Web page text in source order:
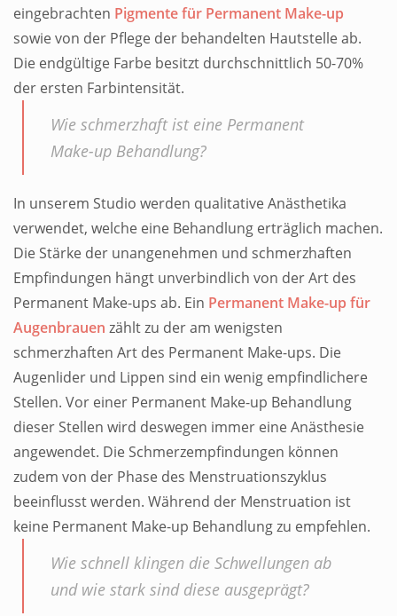
eingebrachten Pigmente für Permanent Make-up
sowie von der Pflege der behandelten Hautstelle ab.
Die endgültige Farbe besitzt durchschnittlich 50-70%
der ersten Farbintensität.
Wie schmerzhaft ist eine Permanent
Make-up Behandlung?
In unserem Studio werden qualitative Anästhetika
verwendet, welche eine Behandlung erträglich machen.
Die Stärke der unangenehmen und schmerzhaften
Empfindungen hängt unverbindlich von der Art des
Permanent Make-ups ab. Ein Permanent Make-up für
Augenbrauen zählt zu der am wenigsten
schmerzhaften Art des Permanent Make-ups. Die
Augenlider und Lippen sind ein wenig empfindlichere
Stellen. Vor einer Permanent Make-up Behandlung
dieser Stellen wird deswegen immer eine Anästhesie
angewendet. Die Schmerzempfindungen können
zudem von der Phase des Menstruationszyklus
beeinflusst werden. Während der Menstruation ist
keine Permanent Make-up Behandlung zu empfehlen.
Wie schnell klingen die Schwellungen ab
und wie stark sind diese ausgeprägt?